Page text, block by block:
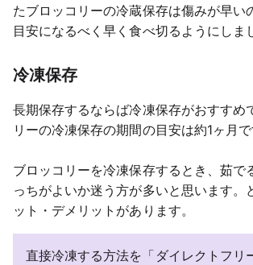
たブロッコリーの冷蔵保存は傷みが早い
目安になるべく早く食べ切るようにしま
冷凍保存
長期保存するならば冷凍保存がおすすめ
リーの冷凍保存の期間の目安は約1ヶ月で
ブロッコリーを冷凍保存するとき、茹で
っちがよいか迷う方が多いと思います。
ット・デメリットがあります。
直接冷凍する方法を「ダイレクトフリ